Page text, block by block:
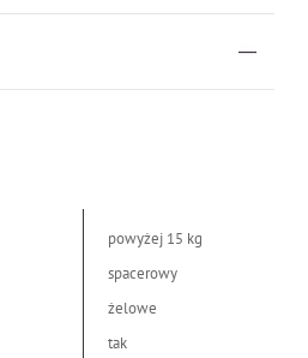
powyżej 15 kg
spacerowy
żelowe
tak